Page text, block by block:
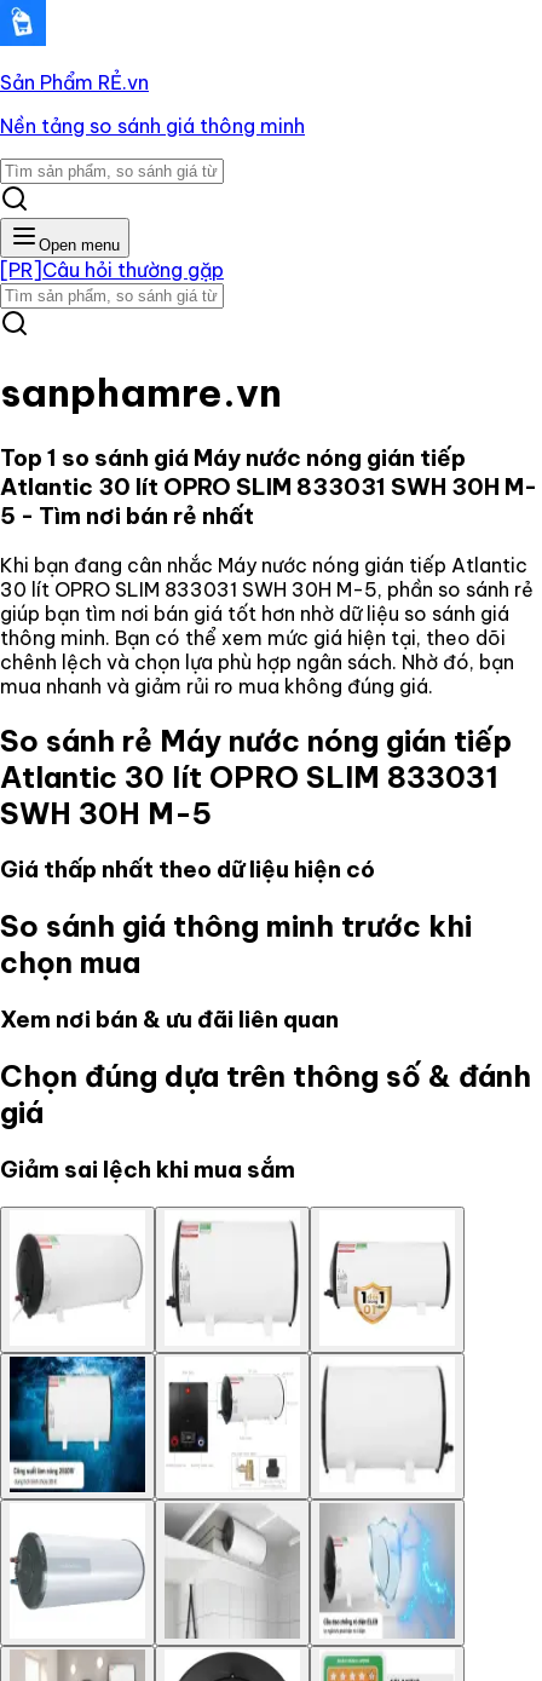
Sản Phẩm RẺ.vn
Nền tảng so sánh giá thông minh
Open menu
[PR] Câu hỏi thường gặp
sanphamre.vn
Top 1 so sánh giá Máy nước nóng gián tiếp
Atlantic 30 lít OPRO SLIM 833031 SWH 30H M-
5 - Tìm nơi bán rẻ nhất
Khi bạn đang cân nhắc Máy nước nóng gián tiếp Atlantic
30 lít OPRO SLIM 833031 SWH 30H M-5, phần so sánh rẻ
giúp bạn tìm nơi bán giá tốt hơn nhờ dữ liệu so sánh giá
thông minh. Bạn có thể xem mức giá hiện tại, theo dõi
chênh lệch và chọn lựa phù hợp ngân sách. Nhờ đó, bạn
mua nhanh và giảm rủi ro mua không đúng giá.
So sánh rẻ Máy nước nóng gián tiếp
Atlantic 30 lít OPRO SLIM 833031
SWH 30H M-5
Giá thấp nhất theo dữ liệu hiện có
So sánh giá thông minh trước khi
chọn mua
Xem nơi bán & ưu đãi liên quan
Chọn đúng dựa trên thông số & đánh
giá
Giảm sai lệch khi mua sắm